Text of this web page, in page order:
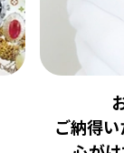
安
いただ